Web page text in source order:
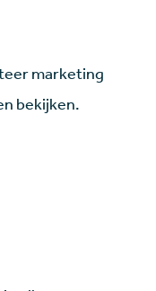
marketing
bekijken.